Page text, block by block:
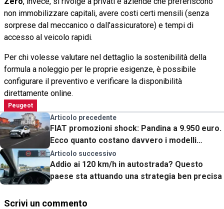
non immobilizzare capitali, avere costi certi mensili (senza
sorprese dal meccanico o dall'assicuratore) e tempi di
accesso al veicolo rapidi.
Per chi volesse valutare nel dettaglio la sostenibilità della
formula a noleggio per le proprie esigenze, è possibile
configurare il preventivo e verificare la disponibilità
direttamente online.
Peugeot
Articolo precedente
FIAT promozioni shock: Pandina a 9.950 euro.
Ecco quanto costano davvero i modelli
calcolatrice alla mano
Articolo successivo
Addio ai 120 km/h in autostrada? Questo
paese sta attuando una strategia ben precisa
Scrivi un commento